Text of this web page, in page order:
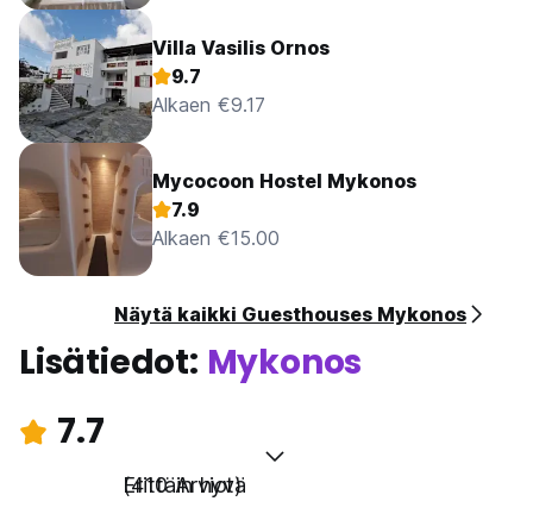
Villa Vasilis Ornos
9.7
Alkaen €9.17
Mycocoon Hostel Mykonos
7.9
Alkaen €15.00
Näytä kaikki Guesthouses Mykonos
Lisätiedot: Mykonos
7.7
Erittäin hyvä
(410 Arviot)